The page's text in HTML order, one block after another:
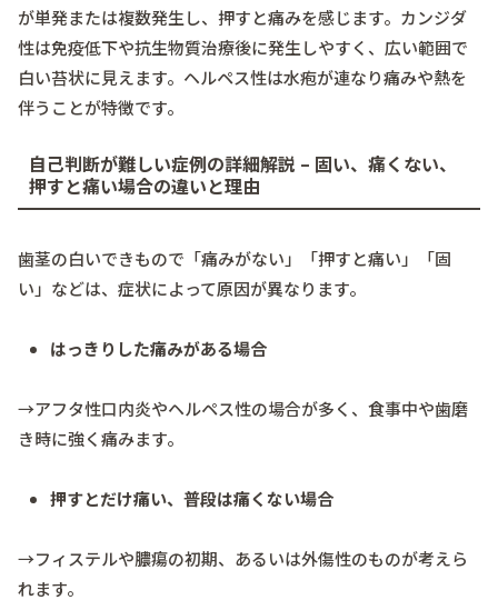
が単発または複数発生し、押すと痛みを感じます。カンジダ
性は免疫低下や抗生物質治療後に発生しやすく、広い範囲で
白い苔状に見えます。ヘルペス性は水疱が連なり痛みや熱を
伴うことが特徴です。
自己判断が難しい症例の詳細解説 – 固い、痛くない、
押すと痛い場合の違いと理由
歯茎の白いできもので「痛みがない」「押すと痛い」「固
い」などは、症状によって原因が異なります。
はっきりした痛みがある場合
→アフタ性口内炎やヘルペス性の場合が多く、食事中や歯磨
き時に強く痛みます。
押すとだけ痛い、普段は痛くない場合
→フィステルや膿瘍の初期、あるいは外傷性のものが考えら
れます。